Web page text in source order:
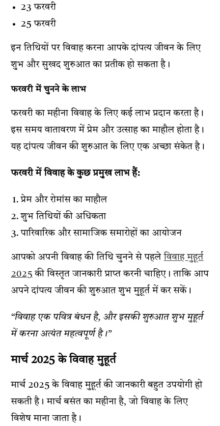
23 फरवरी
25 फरवरी
इन तिथियों पर विवाह करना आपके दांपत्य जीवन के लिए
शुभ और सुखद शुरुआत का प्रतीक हो सकता है।
फरवरी में चुनने के लाभ
फरवरी का महीना विवाह के लिए कई लाभ प्रदान करता है।
इस समय वातावरण में प्रेम और उत्साह का माहौल होता है।
यह दांपत्य जीवन की शुरुआत के लिए एक अच्छा संकेत है।
फरवरी में विवाह के कुछ प्रमुख लाभ हैं:
प्रेम और रोमांस का माहौल
शुभ तिथियों की अधिकता
पारिवारिक और सामाजिक समारोहों का आयोजन
आपको अपनी विवाह की तिथि चुनने से पहलेविवाह मुहूर्त
2025 की विस्तृत जानकारी प्राप्त करनी चाहिए। ताकि आप
अपने दांपत्य जीवन की शुरुआत शुभ मुहूर्त में कर सकें।
“विवाह एक पवित्र बंधन है, और इसकी शुरुआत शुभ मुहूर्त
में करना अत्यंत महत्वपूर्ण है।”
मार्च 2025 के विवाह मुहूर्त
मार्च 2025 के विवाह मुहूर्त की जानकारी बहुत उपयोगी हो
सकती है। मार्च बसंत का महीना है, जो विवाह के लिए
विशेष माना जाता है।